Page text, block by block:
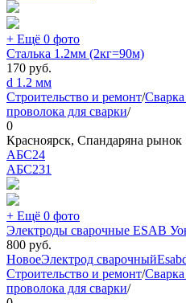
+ Ещё 0 фото
Сталька 1.2мм (2кг=90м)
170 руб.
d 1.2 мм
Строительство и ремонт/Сварка
проволока для сварки/
0
Красноярск, Спандаряна рынок
АБС24
АБС231
+ Ещё 0 фото
Электроды сварочные ESAB
800 руб.
НовоеЭлектрод сварочныйEsab
Строительство и ремонт/Сварка
проволока для сварки/